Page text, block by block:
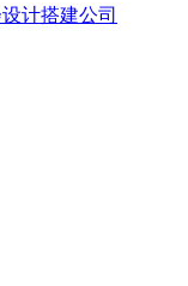
计搭建公司